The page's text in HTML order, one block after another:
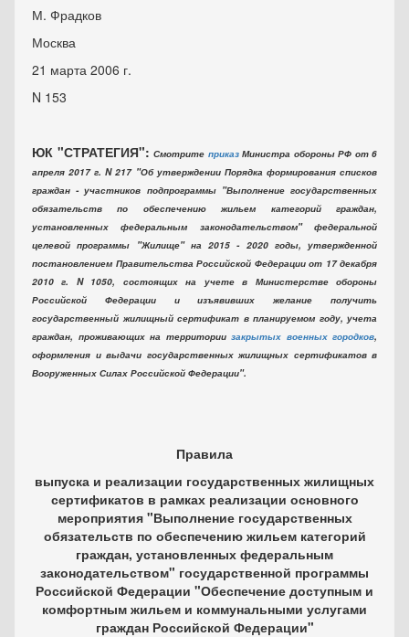
М. Фрадков
Москва
21 марта 2006 г.
N 153
ЮК "СТРАТЕГИЯ": Смотрите приказМинистра обороны РФ от 6
апреля 2017 г. N 217 "Об утверждении Порядка формирования списков
граждан - участников подпрограммы "Выполнение государственных
обязательств по обеспечению жильем категорий граждан,
установленных федеральным законодательством" федеральной
целевой программы "Жилище" на 2015 - 2020 годы, утвержденной
постановлением Правительства Российской Федерации от 17 декабря
2010 г. N 1050, состоящих на учете в Министерстве обороны
Российской Федерации и изъявивших желание получить
государственный жилищный сертификат в планируемом году, учета
граждан, проживающих на территории закрытых военных городков,
оформления и выдачи государственных жилищных сертификатов в
Вооруженных Силах Российской Федерации".
Правила
выпуска и реализации государственных жилищных
сертификатов в рамках реализации основного
мероприятия "Выполнение государственных
обязательств по обеспечению жильем категорий
граждан, установленных федеральным
законодательством" государственной программы
Российской Федерации "Обеспечение доступным и
комфортным жильем и коммунальными услугами
граждан Российской Федерации"